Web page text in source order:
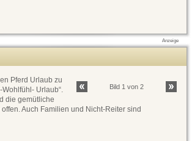
Anzeige
Bild 1 von 2
Pferd Urlaub zu
Urlaub“.
die gemütliche
Auch Familien und Nicht-Reiter sind